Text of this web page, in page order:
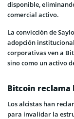
disponible,
comercial activo.
La convicción de
adopción
corporativas ven a
sino como un activo
Bitcoin reclama
Los alcistas han
para invalidar la